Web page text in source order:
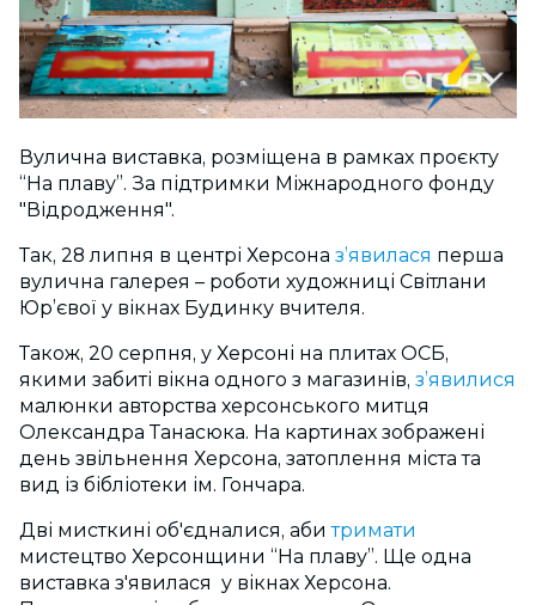
Вулична виставка, розміщена в рамках проєкту
“На плаву”. За підтримки Міжнародного фонду
"Відродження".
Так, 28 липня в центрі Херсона з’явилася перша
вулична галерея – роботи художниці Світлани
Юр’євої у вікнах Будинку вчителя.
Також, 20 серпня, у Херсоні на плитах ОСБ,
якими забиті вікна одного з магазинів, з’явилися
малюнки авторства херсонського митця
Олександра Танасюка. На картинах зображені
день звільнення Херсона, затоплення міста та
вид із бібліотеки ім. Гончара.
Дві мисткині об'єдналися, абитримати
мистецтво Херсонщини “На плаву”. Ще одна
виставка з'явилася у вікнах Херсона.